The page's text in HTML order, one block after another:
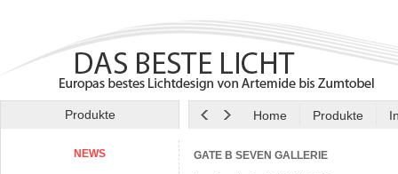
Produkte Home Produkte
NEWS GATE B SEVEN GALLERIE